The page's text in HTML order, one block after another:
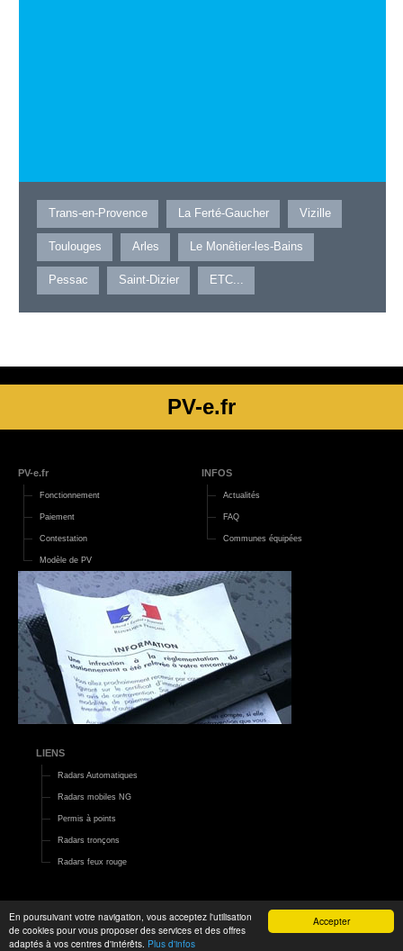
Accepter
En poursuivant votre navigation, vous acceptez l'utilisation
de cookies pour vous proposer des services et des offres
adaptés à vos centres d'intérêts. Plus d'infos
Trans-en-Provence La Ferté-Gaucher Vizille
Toulouges Arles Le Monêtier-les-Bains
Pessac Saint-Dizier ETC...
PV-e.fr
PV-e.fr
Fonctionnement
Paiement
Contestation
Modèle de PV
INFOS
Actualités
FAQ
Communes équipées
LIENS
Radars Automatiques
Radars mobiles NG
Permis à points
Radars tronçons
Radars feux rouge
2015 © Le Monde d'Aza|Mentions légales